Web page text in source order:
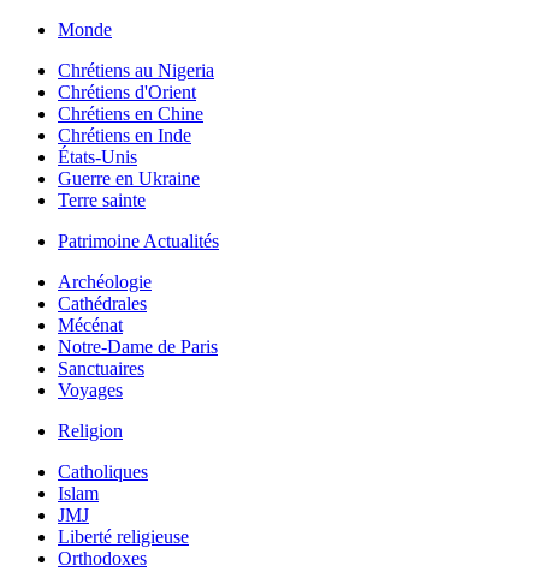
Monde
Chrétiens au Nigeria
Chrétiens d'Orient
Chrétiens en Chine
Chrétiens en Inde
États-Unis
Guerre en Ukraine
Terre sainte
Patrimoine Actualités
Archéologie
Cathédrales
Mécénat
Notre-Dame de Paris
Sanctuaires
Voyages
Religion
Catholiques
Islam
JMJ
Liberté religieuse
Orthodoxes